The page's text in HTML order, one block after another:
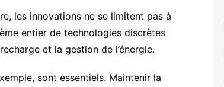
les innovations ne se limitent pas à
entier de technologies discrètes
et la gestion de l’énergie.
sont essentiels. Maintenir la